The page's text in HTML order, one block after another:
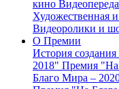
кино
Художественная и
Видеоролики и
О Премии
История
2018" Премия "На
Благо Мира –